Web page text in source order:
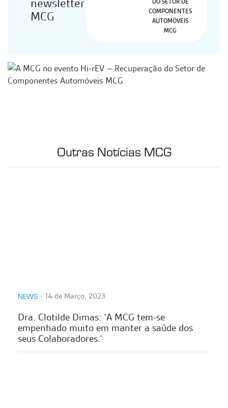
newsletter
MCG
Outras Notícias MCG
NEWS ∙ 14 de Março, 2023
Dra. Clotilde Dimas: ‘A MCG tem-se
empenhado muito em manter a saúde dos
seus Colaboradores.’